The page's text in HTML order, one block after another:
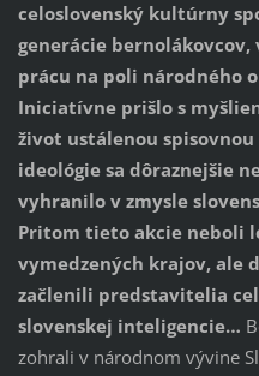
celoslovenský kultúrny
generácie
prácu na poli národného
Iniciatívne prišlo s
život ustálenou
ideológie sa dôraznejšie
vyhranilo v zmysle
Pritom tieto akcie neboli
vymedzených krajov, ale
začlenili predstavitelia
slovenskej inteligencie…
zohrali v národnom vývine